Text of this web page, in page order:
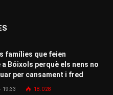
famílies que feien
Bóixols perquè els nens no
per cansament i fred
19:33 18.028